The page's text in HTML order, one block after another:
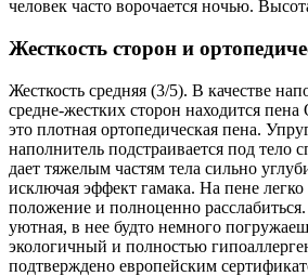
человек часто ворочается ночью.
Жесткость сторон и
Жесткость средняя (3/5). В качестве
средне-жестких сторон находится
это плотная ортопедическая пена.
наполнитель подстраивается под тело
дает тяжелым частям тела сильно
исключая эффект гамака. На пене
положение и полноценно
уютная, в нее будто немного
экологичный и полностью
подтверждено европейским